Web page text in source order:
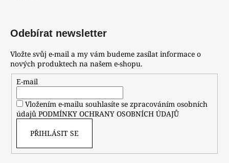
Odebírat newsletter
Vložte svůj e-mail a my vám budeme zasílat informace o
nových produktech na našem e-shopu.
E-mail
Vložením e-mailu souhlasíte se zpracováním osobních
údajů PODMÍNKY OCHRANY OSOBNÍCH ÚDAJŮ
PŘIHLÁSIT SE